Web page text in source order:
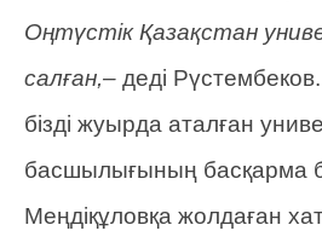
Оңтүстік Қазақстан
салған,– деді
бізді жуырда аталған
басшылығының басқарма
Меңдіқұловқа жолдаған